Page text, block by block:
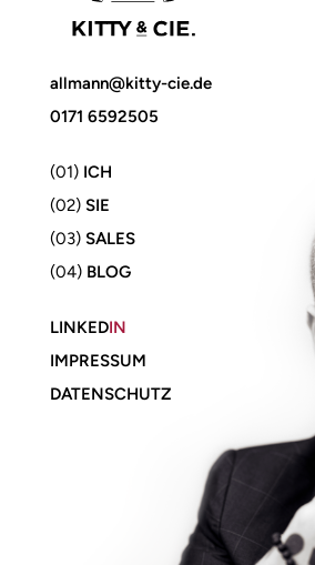
allmann@kitty-cie.de
0171 6592505
(01)ICH
(02)SIE
(03)SALES
(04)BLOG
LINKEDIN
IMPRESSUM
DATENSCHUTZ